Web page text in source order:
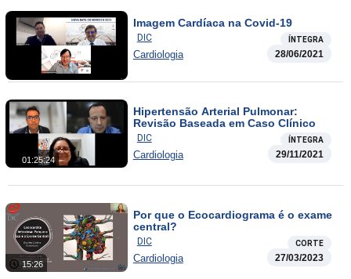
Imagem Cardíaca na Covid-19
DIC ÍNTEGRA
Cardiologia 28/06/2021
01:25:24
Hipertensão Arterial Pulmonar:
Revisão Baseada em Caso Clínico
DIC ÍNTEGRA
Cardiologia 29/11/2021
15:26
Por que o Ecocardiograma é o exame
central?
DIC CORTE
Cardiologia 27/03/2023